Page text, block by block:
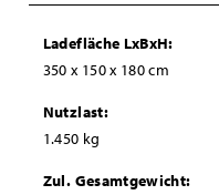
Ladefläche LxBxH:
350 x 150 x 180 cm
Nutzlast:
1.450 kg
Zul. Gesamtgewicht: